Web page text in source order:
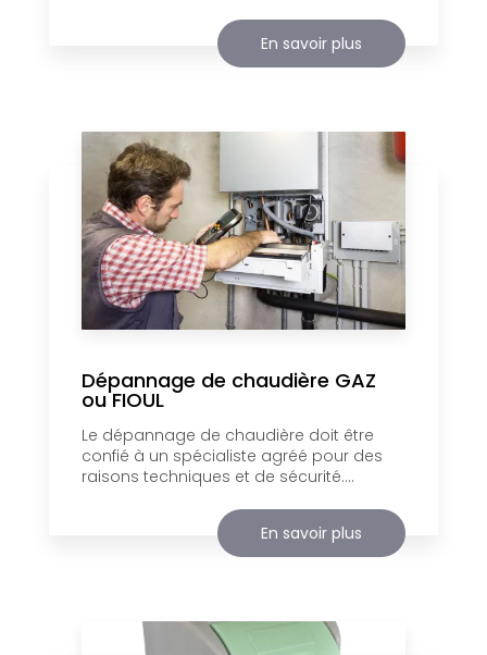
En savoir plus
Dépannage de chaudière GAZ
ou FIOUL
Le dépannage de chaudière doit être
confié à un spécialiste agréé pour des
raisons techniques et de sécurité....
En savoir plus